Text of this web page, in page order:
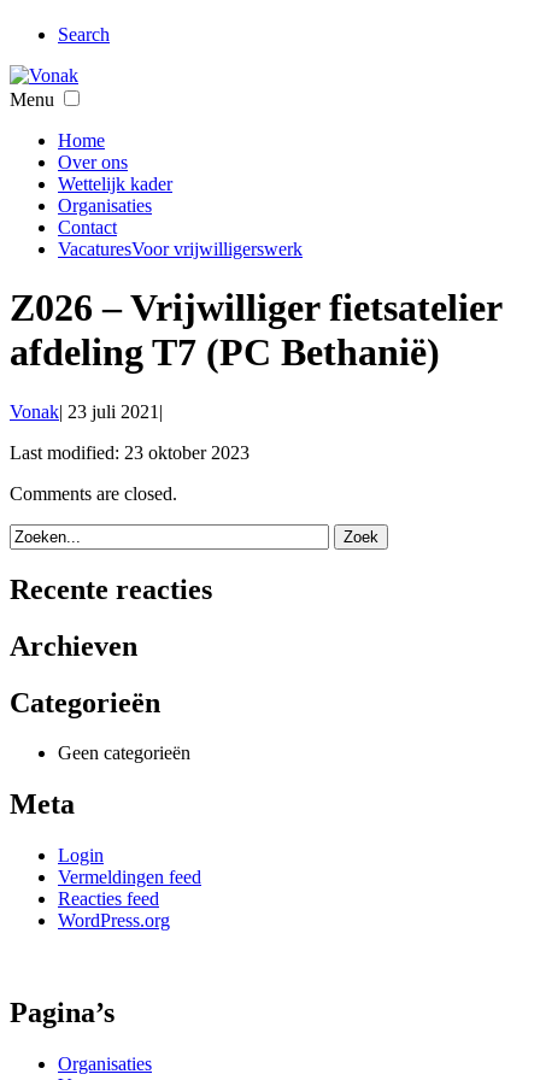
Search
Menu
Home
Over ons
Wettelijk kader
Organisaties
Contact
VacaturesVoor vrijwilligerswerk
Z026 – Vrijwilliger fietsatelier
afdeling T7 (PC Bethanië)
Vonak| 23 juli 2021 |
Last modified: 23 oktober 2023
Comments are closed.
Zoek
Recente reacties
Archieven
Categorieën
Geen categorieën
Meta
Login
Vermeldingen feed
Reacties feed
WordPress.org
Pagina’s
Organisaties